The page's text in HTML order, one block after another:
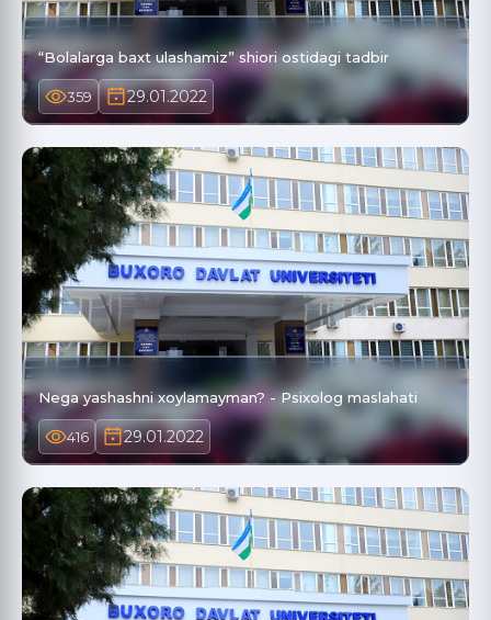
“Bolalarga baxt ulashamiz” shiori ostidagi tadbir
359 29.01.2022
Nega yashashni xoylamayman? - Psixolog maslahati
416 29.01.2022